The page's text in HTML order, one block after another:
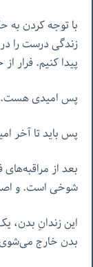
با توجه کردن به
زندگی درست را در
پیدا کنیم. فرار
پس امیدی هست.
پس باید تا آخر
بعد از
شوخی است. و
این زندانِ بدن،
بدن خارج می‌شوی